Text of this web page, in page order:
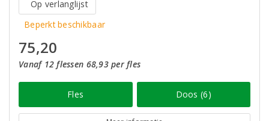
Op verlanglijst
Beperkt beschikbaar
75,20
Vanaf 12 flessen 68,93 per fles
Fles Doos (6)